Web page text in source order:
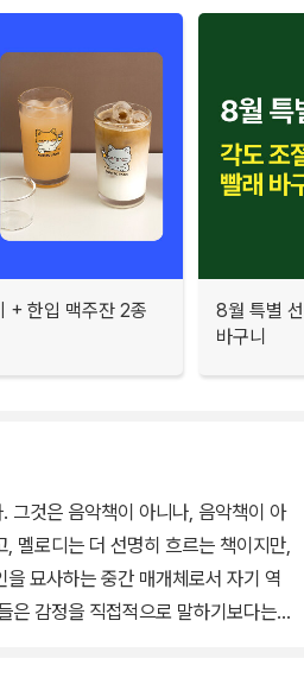
+ 한입 맥주잔 2종
8월 특별
바구니
그것은 음악책이 아니나, 음악책이 아
멜로디는 더 선명히 흐르는 책이지만,
묘사하는 중간 매개체로서 자기 역
은 감정을 직접적으로 말하기보다는